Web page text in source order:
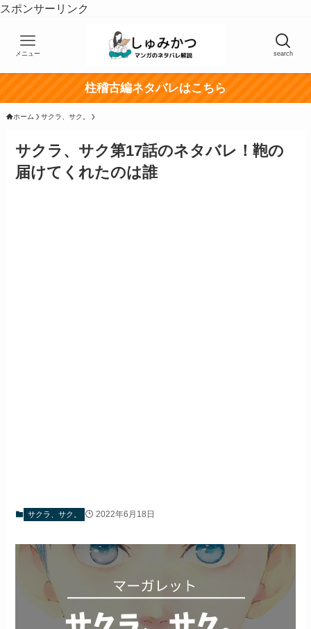
スポンサーリンク
search
メニュー
柱稽古編ネタバレはこちら
ホーム サクラ、サク。
サクラ、サク第17話のネタバレ！鞄の
届けてくれたのは誰
サクラ、サク。 2022年6月18日